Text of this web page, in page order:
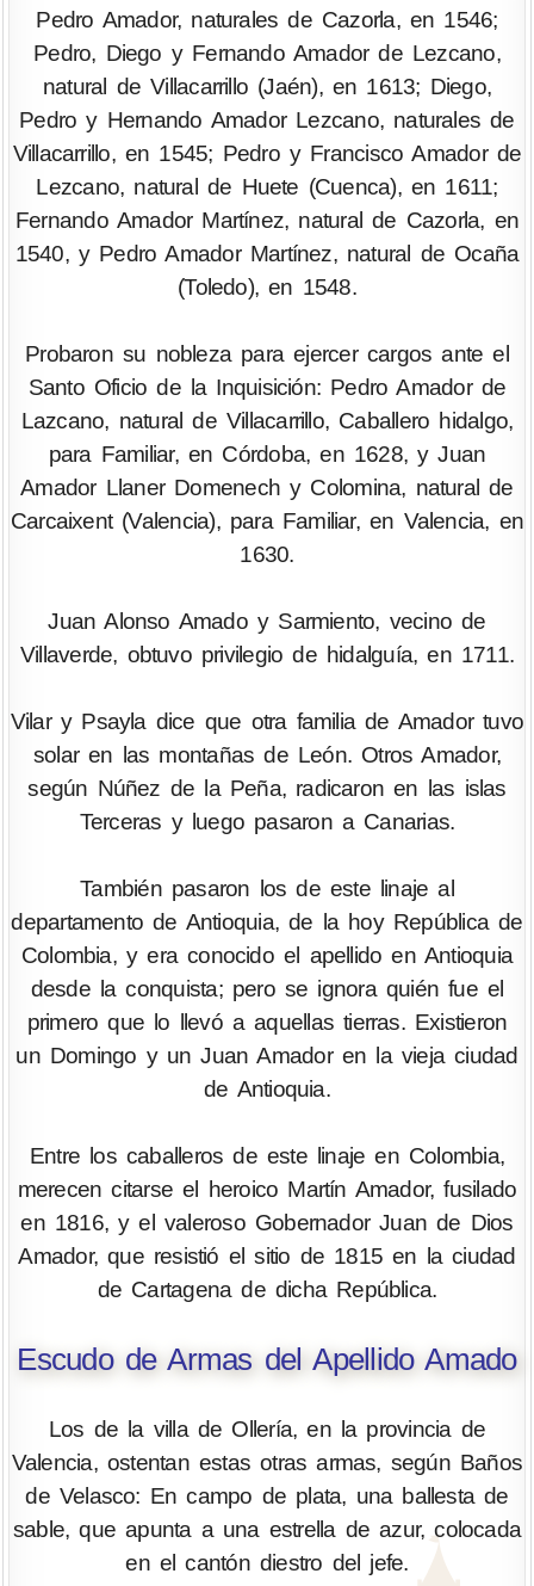
Pedro Amador, naturales de Cazorla, en 1546;
Pedro, Diego y Fernando Amador de Lezcano,
natural de Villacarrillo (Jaén), en 1613; Diego,
Pedro y Hernando Amador Lezcano, naturales de
Villacarrillo, en 1545; Pedro y Francisco Amador de
Lezcano, natural de Huete (Cuenca), en 1611;
Fernando Amador Martínez, natural de Cazorla, en
1540, y Pedro Amador Martínez, natural de Ocaña
(Toledo), en 1548.
Probaron su nobleza para ejercer cargos ante el
Santo Oficio de la Inquisición: Pedro Amador de
Lazcano, natural de Villacarrillo, Caballero hidalgo,
para Familiar, en Córdoba, en 1628, y Juan
Amador Llaner Domenech y Colomina, natural de
Carcaixent (Valencia), para Familiar, en Valencia, en
1630.
Juan Alonso Amado y Sarmiento, vecino de
Villaverde, obtuvo privilegio de hidalguía, en 1711.
Vilar y Psayla dice que otra familia de Amador tuvo
solar en las montañas de León. Otros Amador,
según Núñez de la Peña, radicaron en las islas
Terceras y luego pasaron a Canarias.
También pasaron los de este linaje al
departamento de Antioquia, de la hoy República de
Colombia, y era conocido el apellido en Antioquia
desde la conquista; pero se ignora quién fue el
primero que lo llevó a aquellas tierras. Existieron
un Domingo y un Juan Amador en la vieja ciudad
de Antioquia.
Entre los caballeros de este linaje en Colombia,
merecen citarse el heroico Martín Amador, fusilado
en 1816, y el valeroso Gobernador Juan de Dios
Amador, que resistió el sitio de 1815 en la ciudad
de Cartagena de dicha República.
Escudo de Armas del Apellido Amado
Los de la villa de Ollería, en la provincia de
Valencia, ostentan estas otras armas, según Baños
de Velasco: En campo de plata, una ballesta de
sable, que apunta a una estrella de azur, colocada
en el cantón diestro del jefe.